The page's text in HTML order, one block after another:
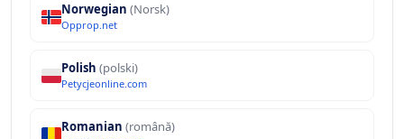
Norwegian (Norsk)
Opprop.net
Polish (polski)
Petycjeonline.com
Romanian (română)